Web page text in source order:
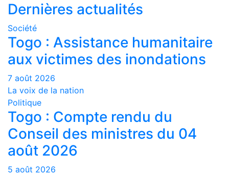
Dernières actualités
Société
Togo : Assistance humanitaire
aux victimes des inondations
7 août 2026
La voix de la nation
Politique
Togo : Compte rendu du
Conseil des ministres du 04
août 2026
5 août 2026